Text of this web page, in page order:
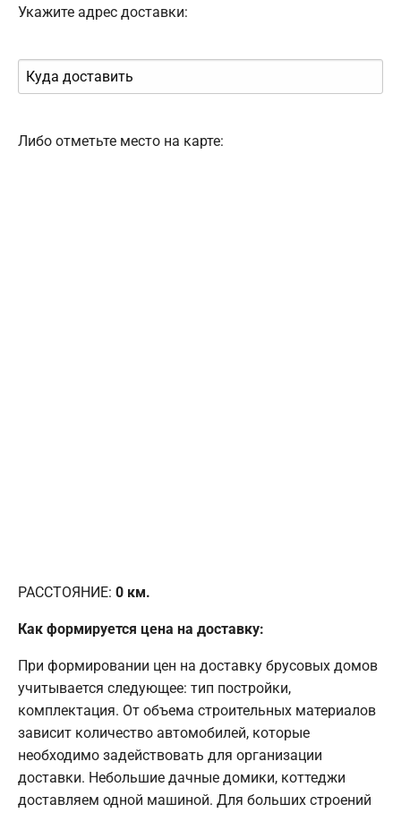
Укажите адрес доставки:
Либо отметьте место на карте:
РАССТОЯНИЕ: 0 км.
Как формируется цена на доставку:
При формировании цен на доставку брусовых домов
учитывается следующее: тип постройки,
комплектация. От объема строительных материалов
зависит количество автомобилей, которые
необходимо задействовать для организации
доставки. Небольшие дачные домики, коттеджи
доставляем одной машиной. Для больших строений